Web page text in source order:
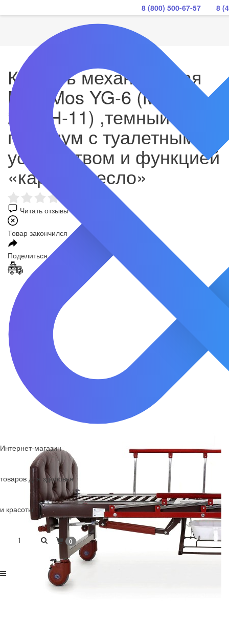
8 (800) 500-67-57 8
Интернет-магазин
товаров для здоровья
и красоты
1 0
Кровать механическая
Med-Mos YG-6 (MM-
2124Н-11) ,темный
премиум с туалетным
устройством и функцией
«кардиокресло»
Читать отзывы
Товар закончился
Поделиться